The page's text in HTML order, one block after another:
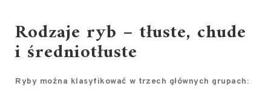
Rodzaje ryb – tłuste, chude
i średniotłuste
Ryby można klasyfikować w trzech głównych grupach: